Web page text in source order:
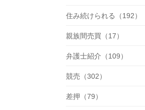
住み続けられる（192）
親族間売買（17）
弁護士紹介（109）
競売（302）
差押（79）